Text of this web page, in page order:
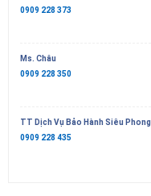
0909 228 373
Ms. Châu
0909 228 350
TT Dịch Vụ Bảo Hành Siêu Phong
0909 228 435